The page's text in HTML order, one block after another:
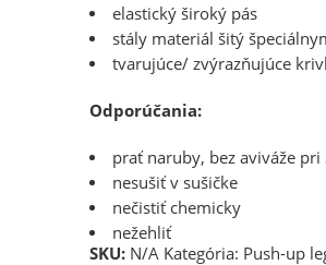
elastický široký pás
stály materiál šitý
tvarujúce/ zvýrazňujúce
prať naruby, bez aviváže pri
nesušiť v sušičke
nečistiť chemicky
nežehliť
SKU: N/A Kategória: Push-up